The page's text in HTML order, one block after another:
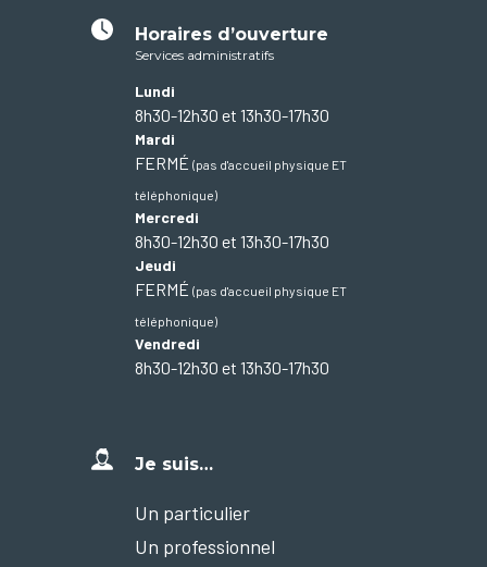
Horaires d’ouverture
Services administratifs
Lundi
8h30-12h30 et 13h30-17h30
Mardi
FERMÉ (pas d'accueil physique ET
téléphonique)
Mercredi
8h30-12h30 et 13h30-17h30
Jeudi
FERMÉ (pas d'accueil physique ET
téléphonique)
Vendredi
8h30-12h30 et 13h30-17h30
Je suis…
Un particulier
Un professionnel